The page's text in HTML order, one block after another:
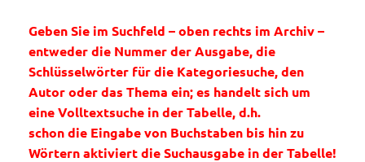
Geben Sie im Suchfeld – oben rechts im Archiv –
entweder die Nummer der Ausgabe, die
Schlüsselwörter für die Kategoriesuche, den
Autor oder das Thema ein; es handelt sich um
eine Volltextsuche in der Tabelle, d.h.
schon die Eingabe von Buchstaben bis hin zu
Wörtern aktiviert die Suchausgabe in der Tabelle!